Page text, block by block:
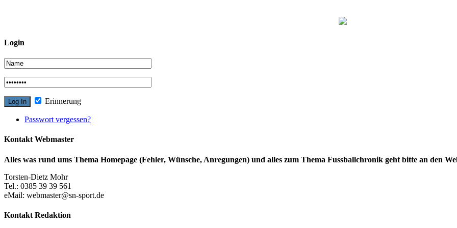
Login
Erinnerung
Passwort vergessen?
Kontakt Webmaster
Alles was rund ums Thema Homepage (Fehler, Wünsche, Anregungen) und alles zum Thema Fussballchronik geht bitte an den
Torsten-Dietz Mohr
Tel.: 0385 39 39 561
eMail: webmaster@sn-sport.de
Kontakt Redaktion